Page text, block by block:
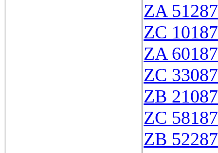
ZA 51287
ZC 10187
ZA 60187
ZC 33087
ZB 21087
ZC 58187
ZB 52287